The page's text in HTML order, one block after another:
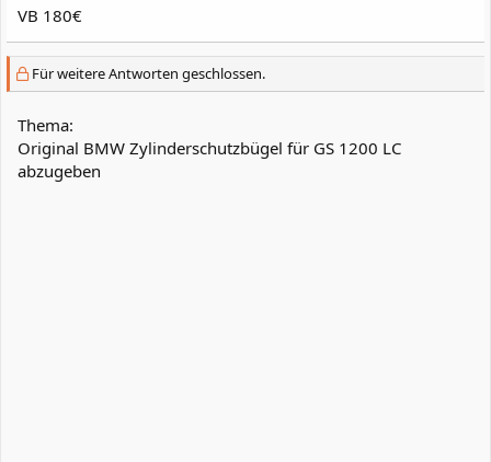
VB 180€
Für weitere Antworten geschlossen.
Thema:
Original BMW Zylinderschutzbügel für GS 1200 LC
abzugeben